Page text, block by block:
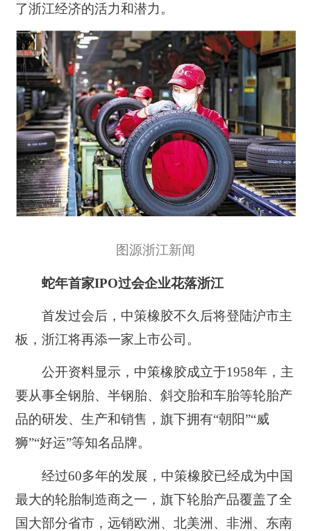
了浙江经济的活力和潜力。
图源浙江新闻
蛇年首家IPO过会企业花落浙江
首发过会后，中策橡胶不久后将登陆沪市主
板，浙江将再添一家上市公司。
公开资料显示，中策橡胶成立于1958年，主
要从事全钢胎、半钢胎、斜交胎和车胎等轮胎产
品的研发、生产和销售，旗下拥有“朝阳”“威
狮”“好运”等知名品牌。
经过60多年的发展，中策橡胶已经成为中国
最大的轮胎制造商之一，旗下轮胎产品覆盖了全
国大部分省市，远销欧洲、北美洲、非洲、东南